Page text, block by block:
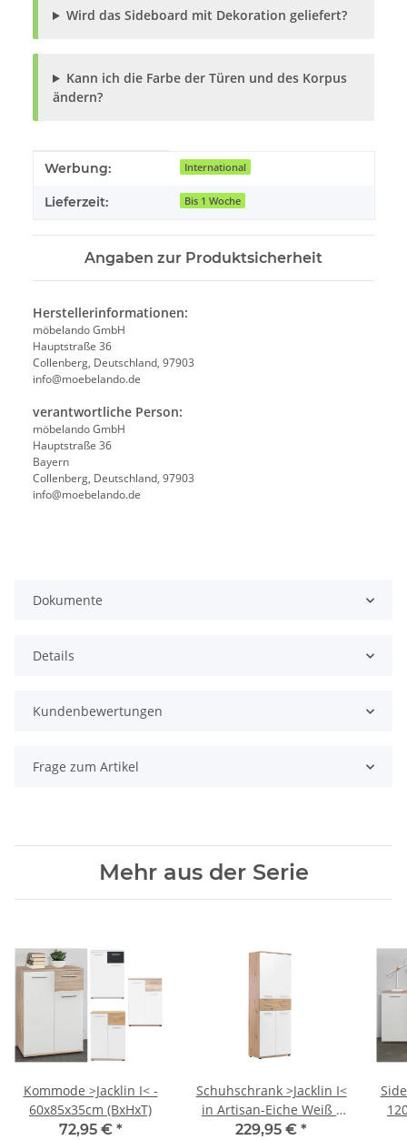
Wird das Sideboard mit Dekoration geliefert?
Kann ich die Farbe der Türen und des Korpus
ändern?
Produkteigenschaft
Wert
Werbung: International
Lieferzeit: Bis 1 Woche
Angaben zur Produktsicherheit
Herstellerinformationen:
möbelando GmbH
Hauptstraße 36
Collenberg, Deutschland, 97903
info@moebelando.de
verantwortliche Person:
möbelando GmbH
Hauptstraße 36
Bayern
Collenberg, Deutschland, 97903
info@moebelando.de
Dokumente
Details
Kundenbewertungen
Frage zum Artikel
Mehr aus der Serie
Kommode >Jacklin I< -
60x85x35cm (BxHxT)
72,95 € *
Schuhschrank >Jacklin I<
in Artisan-Eiche Weiß -
70x185x35cm (BxHxT)
229,95 € *